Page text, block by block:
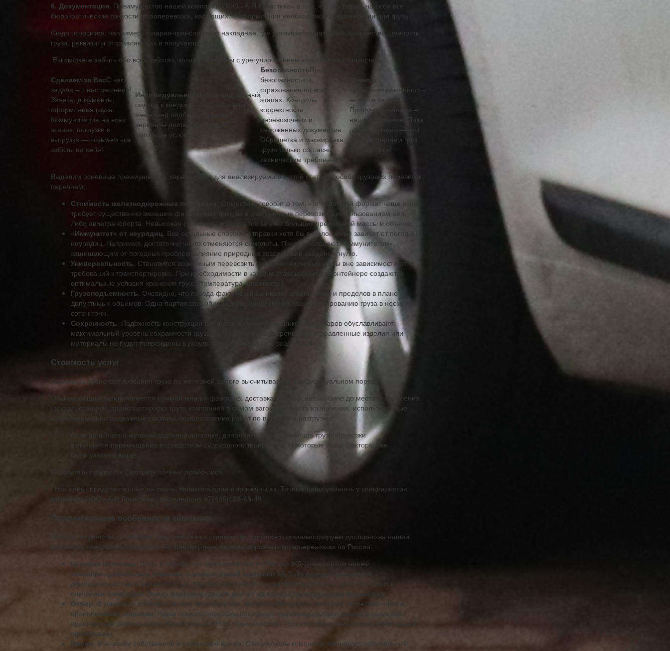
6. Документация. Преимущество нашей компании ООО «А-Я Логистика» в том, что мы берем на себя все
бюрократические тонкости грузоперевозок, касающихся оформления необходимой документации для груза.
Сюда относится, например, товарно-транспортная накладная, где указывается название, количество, ценность
груза, реквизиты отправляющих и получающих лиц.
Вы сможете забыть обо всех заботах, которые связаны с урегулированием юридических тонкостей.
Сделаем за ВасС вас
задача – с нас решение!
Заявка, документы,
оформления груза.
Коммуникация на всех
этапах, погрузки и
выгрузка — возьмем все
заботы на себя!
Индивидуальность
Индивидуальный
подход к каждому – персональный
менеджер подберет лучшие
варианты доставки и самые
выгодные условия
Безопасность Проверка
безопасности и
страхование на всех
этапах. Контроль
корректности
перевозочных и
таможенных документов.
Обрешетка и маркировка
груза только согласно
техническим требованиям.
Точно в
Своевременность
— наша задача.
Профессионализм –
наше призвание. Пока
другие думают — мы
уже доставляем груз
Выделим основные преимущества, характерные для анализируемого в этой статье способа грузовых перевозок,
перечнем:
Стоимость железнодорожных перевозок
. Статистика говорит о том, что подобный формат чаще всего
требует существенно меньших финансовых трат, чем аналогичные перевозки с использованием авто-
либо авиатранспорта. Невысокая стоимость достигается за счёт больших предельной массы и объема.
«Иммунитет» от неурядиц. Все остальные способы отправки хотя бы в малой мере зависят от погодных
неурядиц. Например, достаточно часто отменяются самолеты. Поезда обладают «иммунитетом»,
защищающим от погодных проблем: влияние природных воздействий сведено к нулю.
Универсальность. Становится возможным перевозить практически любые грузы вне зависимости от
требований к транспортировке. При необходимости в каждом отдельном грузоконтейнере создаются
оптимальные условия хранения груза (температура, влажность).
Грузоподъемность. Очевидно, что поезда фактически не имеют ограничений и пределов в плане
допустимых объемов. Одна партия способна решить проблему по транспортированию груза в несколько
сотен тонн.
Сохранность. Надежность конструкции вагонов и возможность фиксации товаров обуславливают
максимальный уровень сохранности груза: вы можете быть уверены, что отправленные изделия или
материалы не будут повреждены в результате механического воздействия.
Стоимость услуг
Стоимость транспортирования груза по железной дороге высчитывается в индивидуальном порядке.
Обычно общий тариф является суммой многих факторов: доставка груза на автомобиле до места отправления
(вокзал, станция), транспортировка груза компанией в самом вагоне до места назначения, использованные
контейнеры либо подвижные составы, осуществление работ по погрузке и разгрузке.
Если речь идет о мультимодальной доставке, дополнительно в стоимость грузоперевозки
включается перемещение посредством судоходного транспорта. Некоторые иные факторы уже
были указаны выше.
Рассчитать стоимость Смотреть полный прайс-лист
Все цены, представленные на сайте, являются ориентировочными. Точные цены уточнять у специалистов
компании ООО «А-Я Логистика» по телефону +7(495)128-48-48
Отличительные особенности компании
Избегая неуместной в реалиях текущего рынка скромности, словесно проиллюстрируем достоинства нашей
компании, специализирующейся на транспортных железнодорожных грузоперевозках по России:
Ценовая политика . Цены и тарифы на грузоперевозки по России ЖД-транспортом нашей
компании сравнительно невысоки: расценки нашей компании «А-Я Логистика» отличаются
демократичностью и адекватностью. Мы ориентируемся на широкую аудиторию, а не на редких и
случайных заказчиков. Всегда возможно сделать расчет жд тарифа грузоперевозки онлайн ржд
Отбор . В компании работают только те сотрудники, которые обладают отличными теоретическими и
практическими знаниями. Наши логисты способны постоянно подтверждать свои знания в реальной
практической деятельности. Кропотливый отбор специалистов — основа, обеспечивающая успех нашей
организации.
Время
. Мы ценим собственное и клиентское время. Специалисты компании планируют оптимальный